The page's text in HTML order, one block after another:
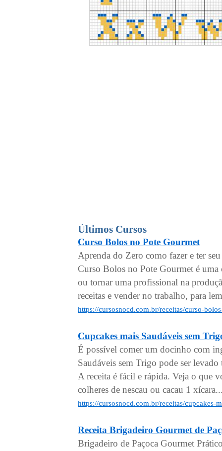
Últimos Cursos
Curso Bolos no Pote Gourmet
Aprenda do Zero como fazer e ter
Curso Bolos no Pote Gourmet é uma
ou tornar uma profissional na
receitas e vender no trabalho, para
https://cursosnocd.com.br/receitas/curso-
Cupcakes mais Saudáveis sem
É possível comer um docinho com
Saudáveis sem Trigo pode ser
A receita é fácil e rápida. Veja o que
colheres de nescau ou cacau 1
https://cursosnocd.com.br/receitas/cupcakes-
Receita Brigadeiro Gourmet de
Brigadeiro de Paçoca Gourmet